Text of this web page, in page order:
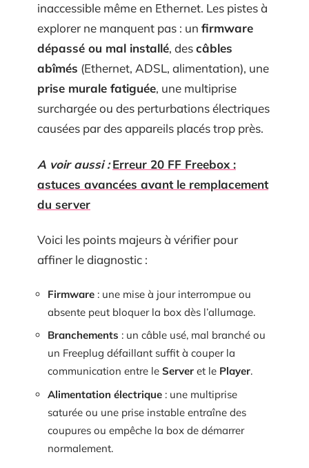
inaccessible même en Ethernet. Les pistes à
explorer ne manquent pas : un firmware
dépassé ou mal installé, descâbles
abîmés (Ethernet, ADSL, alimentation), une
prise murale fatiguée, une multiprise
surchargée ou des perturbations électriques
causées par des appareils placés trop près.
A voir aussi : Erreur 20 FF Freebox :
astuces avancées avant le remplacement
du server
Voici les points majeurs à vérifier pour
affiner le diagnostic :
Firmware : une mise à jour interrompue ou
absente peut bloquer la box dès l’allumage.
Branchements : un câble usé, mal branché ou
un Freeplug défaillant suffit à couper la
communication entre le Server et le Player.
Alimentation électrique : une multiprise
saturée ou une prise instable entraîne des
coupures ou empêche la box de démarrer
normalement.